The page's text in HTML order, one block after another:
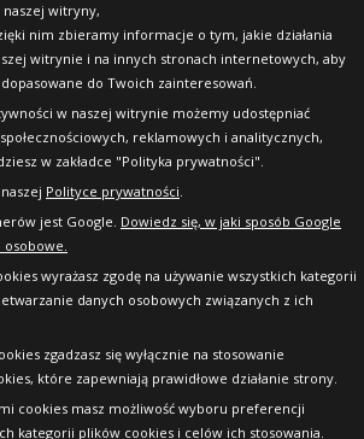
naszej witryny,
nim zbieramy informacje o tym, jakie działania
witrynie i na innych stronach internetowych, aby
do Twoich zainteresowań.
w naszej witrynie możemy udostępniać
reklamowych i analitycznych,
w zakładce "Polityka prywatności".
Polityce prywatności.
jest Google. Dowiedz się, w jaki sposób Google
wyrażasz zgodę na używanie wszystkich kategorii
danych osobowych związanych z ich
zgadzasz się wyłącznie na stosowanie
które zapewniają prawidłowe działanie strony.
cookies masz możliwość wyboru preferencji
kategorii plików cookies i celów ich stosowania.
2010-2026 24opony.pl. Wszelkie
prawa zastrzeżone.